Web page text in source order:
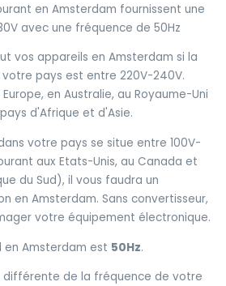
en Amsterdam fournissent une
avec une fréquence de 50Hz
vos appareils en Amsterdam si la
pays est entre 220V-240V.
en Australie, au Royaume-Uni
d'Afrique et d'Asie.
votre pays se situe entre 100V-
aux Etats-Unis, au Canada et
du Sud), il vous faudra un
en Amsterdam. Sans convertisseur,
votre équipement électronique.
Amsterdam est 50Hz.
de la fréquence de votre